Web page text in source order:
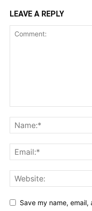
LEAVE A REPLY
Save my name,